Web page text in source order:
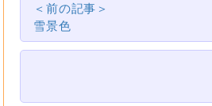
＜前の記事＞
雪景色